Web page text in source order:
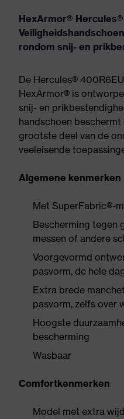
HexArmor®
rondom snij- en
De Hercules®
HexArmor® is
snij- en
handschoen
grootste deel van de
veeleisende
Algemene kenmerken
Met SuperFabric®-
Bescherming tegen
messen of andere
Voorgevormd
pasvorm, de hele
Extra brede
pasvorm, zelfs over
Hoogste
bescherming
Wasbaar
Comfortkenmerken
Model met extra